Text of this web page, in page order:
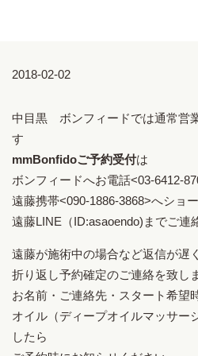
2018-02-02
中目黒 ボンフィードでは通常営
す
mmBonfidoご予約受付は
ボンフィードへお電話<03-6412-
遠藤携帯<090-1886-3868>へショー
遠藤LINE（ID:asaoendo)までご連
遠藤が施術中の場合など返信が遅
折り返し予約確定のご連絡を致し
お名前・ご連絡先・スタート希望
オイル（ディープオイルマッサー
したら